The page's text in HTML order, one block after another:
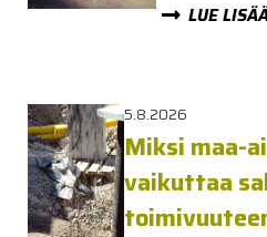
LUE
5.8.2026
Miksi maa-
vaikuttaa